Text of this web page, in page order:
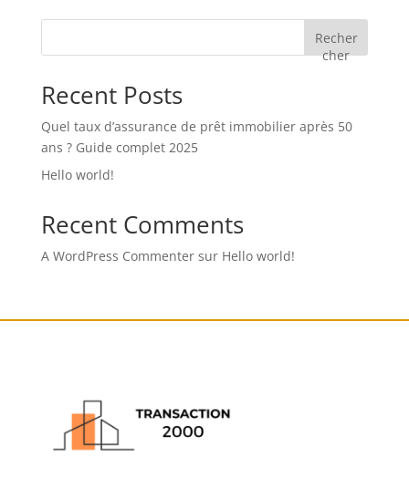
Recher
cher
Recent Posts
Quel taux d’assurance de prêt immobilier après 50
ans ? Guide complet 2025
Hello world!
Recent Comments
A WordPress Commentersur Hello world!